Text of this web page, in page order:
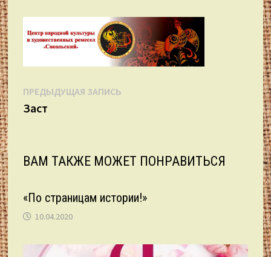
Навигация
по
ПРЕДЫДУЩАЯ ЗАПИСЬ
Заст
ВАМ ТАКЖЕ МОЖЕТ ПОНРАВИТЬСЯ
«По страницам истории!»
10.04.2020